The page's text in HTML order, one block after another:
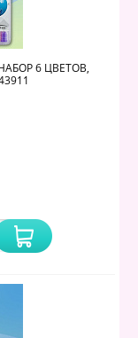
НАБОР 6 ЦВЕТОВ,